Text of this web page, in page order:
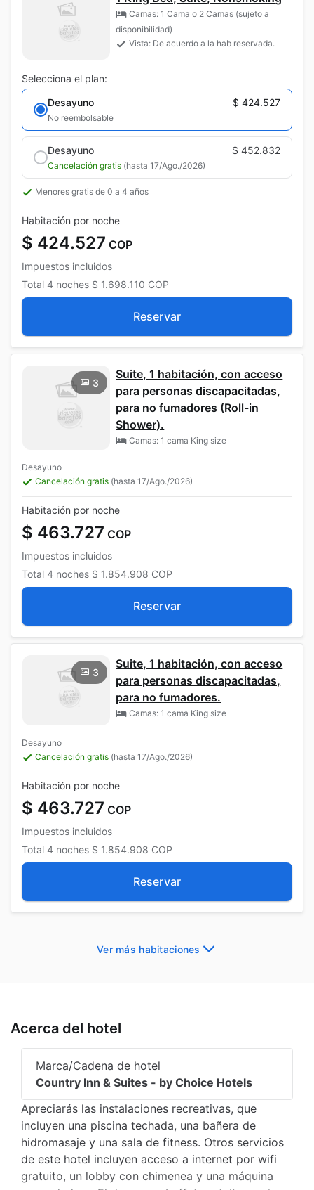
Camas: 1 Cama o 2 Camas (sujeto a
disponibilidad)
Vista: De acuerdo a la hab reservada.
Selecciona el plan:
Desayuno
$ 424.527
No reembolsable
Desayuno $ 452.832
Cancelación gratis (hasta 17/Ago./2026)
Menores gratis de 0 a 4 años
Habitación por noche
$ 424.527 COP
Impuestos incluidos
Total 4 noches $ 1.698.110 COP
Reservar
3
Suite, 1 habitación, con acceso
para personas discapacitadas,
para no fumadores (Roll-in
Shower).
Camas: 1 cama King size
Desayuno
Cancelación gratis (hasta 17/Ago./2026)
Habitación por noche
$ 463.727 COP
Impuestos incluidos
Total 4 noches $ 1.854.908 COP
Reservar
3
Suite, 1 habitación, con acceso
para personas discapacitadas,
para no fumadores.
Camas: 1 cama King size
Desayuno
Cancelación gratis (hasta 17/Ago./2026)
Habitación por noche
$ 463.727 COP
Impuestos incluidos
Total 4 noches $ 1.854.908 COP
Reservar
Ver más habitaciones
Acerca del hotel
Marca/Cadena de hotel
Country Inn & Suites - by Choice Hotels
Apreciarás las instalaciones recreativas, que
incluyen una piscina techada, una bañera de
hidromasaje y una sala de fitness. Otros servicios
de este hotel incluyen acceso a internet por wifi
gratuito, un lobby con chimenea y una máquina